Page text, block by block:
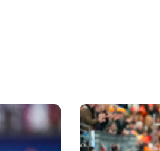
of boek
Thialf. Bekijkhier